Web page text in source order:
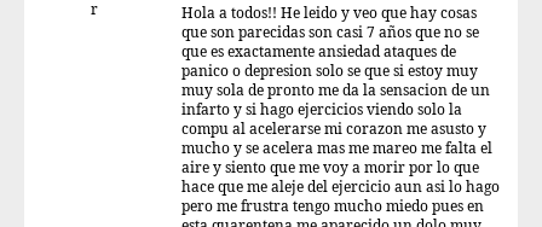
r
Hola a todos!! He leido y veo que hay cosas
que son parecidas son casi 7 años que no se
que es exactamente ansiedad ataques de
panico o depresion solo se que si estoy muy
muy sola de pronto me da la sensacion de un
infarto y si hago ejercicios viendo solo la
compu al acelerarse mi corazon me asusto y
mucho y se acelera mas me mareo me falta el
aire y siento que me voy a morir por lo que
hace que me aleje del ejercicio aun asi lo hago
pero me frustra tengo mucho miedo pues en